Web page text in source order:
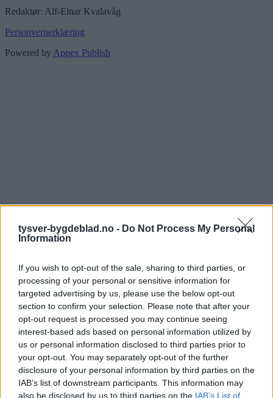
tysver-bygdeblad.no - Do Not Process My Personal
Information
If you wish to opt-out of the sale, sharing to third parties, or
processing of your personal or sensitive information for
targeted advertising by us, please use the below opt-out
section to confirm your selection. Please note that after your
opt-out request is processed you may continue seeing
interest-based ads based on personal information utilized by
us or personal information disclosed to third parties prior to
your opt-out. You may separately opt-out of the further
disclosure of your personal information by third parties on the
IAB’s list of downstream participants. This information may
also be disclosed by us to third parties on the IAB’s List of
Redaktør: Alf-Einar Kvalavåg
Personvernerklæring
Powered byAppex Publish